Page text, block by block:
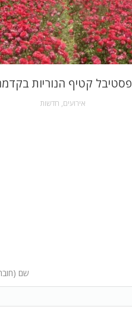
פסטיבל קטיף הנוריות
אירועים, חדשות
שם